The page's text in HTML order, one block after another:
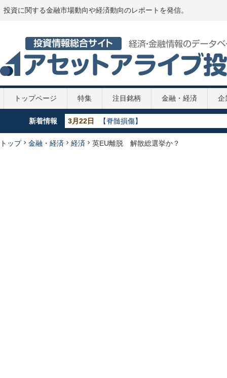
投資に関する金融市場動向や経済動向のレポートを発信。
トップページ 特集 注目銘柄 金融・経済 企
新着情報 5月29日
【GDP】各国のGDP推移 2020年
5月29日
【政策金利推移】2020年
5月29日
【新型コロナ】第2次補正予算案
トップ 金融・経済 経済 英EU離脱 解散総選挙か？